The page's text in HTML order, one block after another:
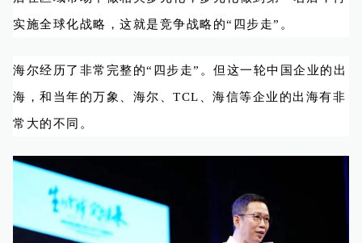
实施全球化战略，这就是竞争战略的“四步走”。
海尔经历了非常完整的“四步走”。但这一轮中国企业的出
海，和当年的万象、海尔、TCL、海信等企业的出海有非
常大的不同。